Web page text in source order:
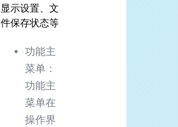
显示设置、文
件保存状态等
功能主
菜单：
功能主
菜单在
操作界